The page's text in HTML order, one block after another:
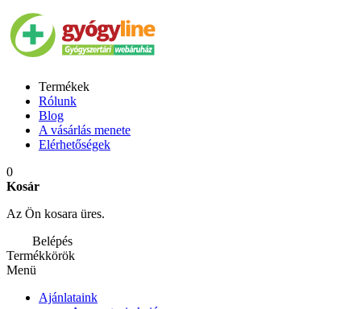
Termékek
Rólunk
Blog
A vásárlás menete
Elérhetőségek
0
Kosár
Az Ön kosara üres.
Belépés
Termékkörök
Menü
Ajánlataink